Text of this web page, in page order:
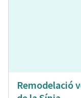
Remodelació